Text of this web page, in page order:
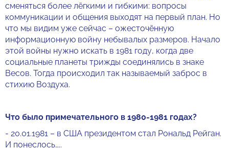
сменяться более лёгкими и гибкими: вопросы
коммуникации и общения выходят на первый план. Но
что мы видим уже сейчас – ожесточённую
информационную войну небывалых размеров. Начало
этой войны нужно искать в 1981 году, когда две
социальные планеты трижды соединялись в знаке
Весов. Тогда происходил так называемый заброс в
стихию Воздуха.
Что было примечательного в 1980-1981 годах?
- 20.01.1981 – в США президентом стал Рональд Рейган.
И понеслось…..